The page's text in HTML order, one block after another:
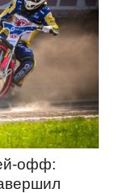
офф: